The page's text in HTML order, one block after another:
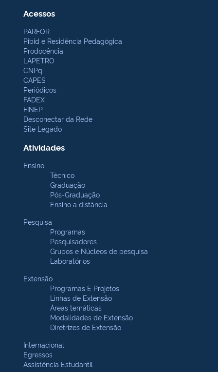
Acessos
PARFOR
Pibid e Residência Pedagógica
Prodocência
LAPETRO
CNPq
CAPES
Periódicos
FADEX
FINEP
Desconectar da Rede
Site Legado
Atividades
Ensino
Técnico
Graduação
Pós-Graduação
Ensino a distância
Pesquisa
Programas
Pesquisadores
Grupos e Núcleos de pesquisa
Laboratórios
Extensão
Programas E Projetos
Linhas de Extensão
Áreas temáticas
Modalidades de Extensão
Diretrizes de Extensão
Internacional
Egressos
Assistência Estudantil